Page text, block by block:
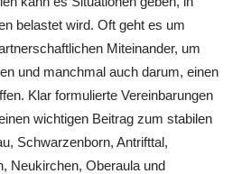
belastet wird. Oft geht es um
Miteinander, um
und manchmal auch darum, einen
Klar formulierte Vereinbarungen
wichtigen Beitrag zum stabilen
Schwarzenborn, Antrifttal,
Neukirchen, Oberaula und